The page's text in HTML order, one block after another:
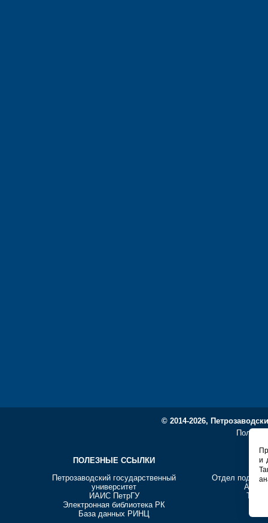
© 2014-2026,
ПОЛЕЗНЫЕ ССЫЛКИ
Петрозаводский государственный
университет
ИАИС ПетрГУ
Электронная библиотека РК
База данных РИНЦ
Отдел
и